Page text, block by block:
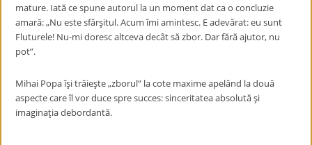
mature. Iată ce spune autorul la un moment dat ca o concluzie
amară: „Nu este sfârşitul. Acum îmi amintesc. E adevărat: eu sunt
Fluturele! Nu-mi doresc altceva decât să zbor. Dar fără ajutor, nu
pot”.
Mihai Popa îşi trăieşte „zborul” la cote maxime apelând la două
aspecte care îl vor duce spre succes: sinceritatea absolută şi
imaginaţia debordantă.